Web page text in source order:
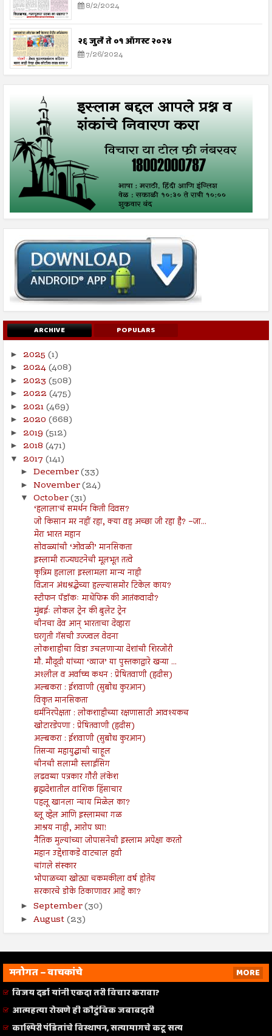
8/2/2024
२६ जुलै ते ०१ ऑगस्ट २०२४
7/26/2024
ARCHIVE POPULARS
► 2025 (1)
► 2024(408)
► 2023 (508)
► 2022 (475)
► 2021(469)
► 2020 (668)
► 2019 (512)
► 2018 (471)
▼ 2017 (141)
► December(33)
► November(24)
▼ October(31)
‘हलाला'चं समर्थन किती दिवस?
जो किसान मर नहीं रहा, क्या वह अच्छा जी रहा है? –जा...
मेरा भारत महान
सोवळ्यांची ‘ओवळी’ मानसिकता
इस्लामी राज्यघटनेची मूलभूत तत्वे
कृत्रिम हलाला इस्लामला मान्य नाही
विज्ञान अंधश्रद्धेच्या हल्ल्यासमोर टिकेल काय?
स्टीफन पॅडॉकः माथेफिरू की आतंकवादी?
मुंबईः लोकल ट्रेन की बुलेट ट्रेन
चीनचा देव आन् भारताचा देव्हारा
घरगुती गॅसची उज्ज्वल वेदना
लोकशाहीचा विडा उचलणाऱ्या देशांची शिरजोरी
मौ. मौदूदी यांच्या ‘व्याज’ या पुस्तकाद्वारे खऱ्या ...
अश्लील व अर्वाच्च कथन : प्रेषितवाणी (हदीस)
अल्बकरा : ईशवाणी (सुबोध कुरआन)
विकृत मानसिकता
धर्मनिरपेक्षता : लोकशाहीच्या रक्षणासाठी आवश्यकच
खोटारडेपणा : प्रेषितवाणी (हदीस)
अल्बकरा : ईशवाणी (सुबोध कुरआन)
तिसऱ्या महायुद्धाची चाहूल
चीनची सलामी स्लाईसिग
लढवय्या पत्रकार गौरी लंकेश
ब्रह्मदेशातील वांशिक हिंसाचार
पहलू खानला न्याय मिळेल का?
ब्लू व्हेल आणि इस्लामचा गळ
आश्रय नाही, आरोप घ्या!
नैतिक मुल्यांच्या जोपासनेची इस्लाम अपेक्षा करतो
महान उद्देशाकडे वाटचाल हवी
चांगले संस्कार
भोपाळच्या खोट्या चकमकीला वर्ष होतेय
सरकारचे डोके ठिकाणावर आहे का?
► September(30)
► August(23)
मनोगत – वाचकांचे
MORE
विजय दर्डा यांनी एकदा तरी विचार करावा?
आत्महत्या रोखणे ही कौटुंबिक जबाबदारी
काश्मिरी पंडितांचे विस्थापन, सत्यामागचे कटू सत्य